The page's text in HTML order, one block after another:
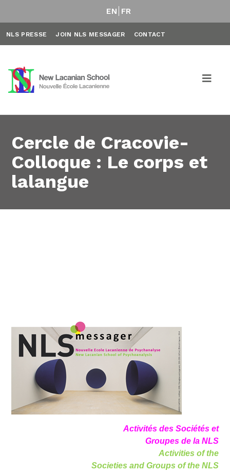
EN FR
NLS PRESSE JOIN NLS MESSAGER CONTACT
Cercle de Cracovie-
Colloque : Le corps et
lalangue
Activités des Sociétés et
Groupes de la NLS
Activities of the
Societies and Groups of the NLS